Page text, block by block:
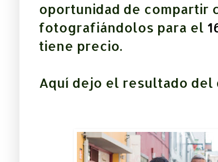
oportunidad de compartir
fotografiándolos para el
tiene precio.
Aquí dejo el resultado